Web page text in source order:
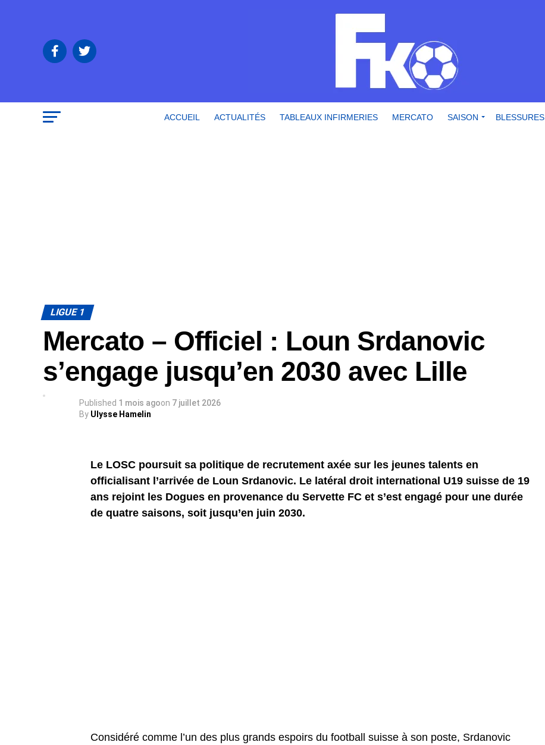
ACCUEIL ACTUALITÉS TABLEAUX INFIRMERIES MERCATO SAISON BLESSURES
LIGUE 1
Mercato – Officiel : Loun Srdanovic
s’engage jusqu’en 2030 avec Lille
Published 1 mois agoon 7 juillet 2026
By Ulysse Hamelin
Le LOSC poursuit sa politique de recrutement axée sur les jeunes talents en
officialisant l’arrivée de Loun Srdanovic. Le latéral droit international U19 suisse de 19
ans rejoint les Dogues en provenance du Servette FC et s’est engagé pour une durée
de quatre saisons, soit jusqu’en juin 2030.
Considéré comme l’un des plus grands espoirs du football suisse à son poste, Srdanovic